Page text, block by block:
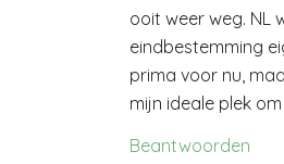
ooit weer weg. NL
eindbestemming
prima voor nu,
mijn ideale plek
Beantwoorden